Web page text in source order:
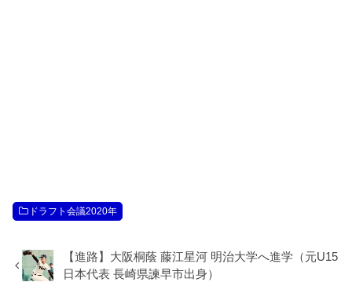
ドラフト会議2020年
【進路】大阪桐蔭 藤江星河 明治大学へ進学（元U15
日本代表 長崎県諫早市出身）